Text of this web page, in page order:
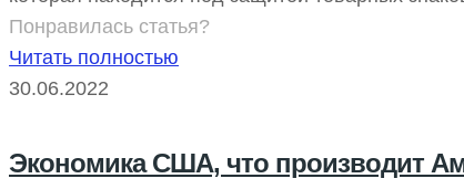
Понравилась статья?
Читать полностью
30.06.2022
Экономика США, что производит